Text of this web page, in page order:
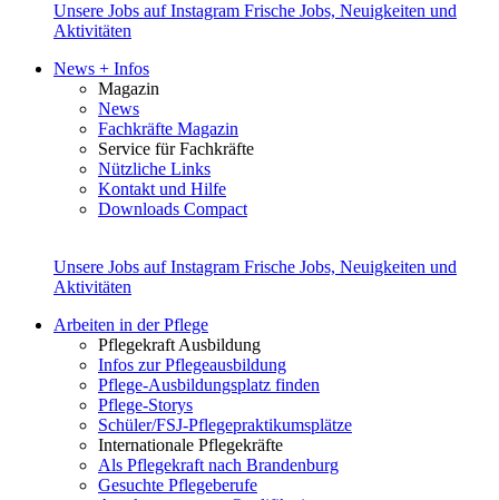
Unsere Jobs auf Instagram Frische Jobs, Neuigkeiten und
Aktivitäten
News + Infos
Magazin
News
Fachkräfte Magazin
Service für Fachkräfte
Nützliche Links
Kontakt und Hilfe
Downloads Compact
Unsere Jobs auf Instagram Frische Jobs, Neuigkeiten und
Aktivitäten
Arbeiten in der Pflege
Pflegekraft Ausbildung
Infos zur Pflegeausbildung
Pflege-Ausbildungsplatz finden
Pflege-Storys
Schüler/FSJ-Pflegepraktikumsplätze
Internationale Pflegekräfte
Als Pflegekraft nach Brandenburg
Gesuchte Pflegeberufe